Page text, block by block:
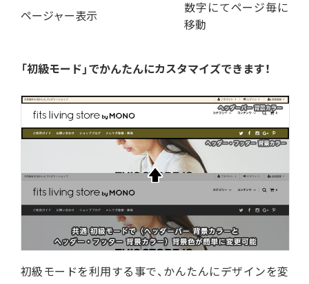
ページャー表示
数字にてページ毎に
移動
「初級モード」でかんたんにカスタマイズできます！
初級モードを利用する事で、かんたんにデザインを変